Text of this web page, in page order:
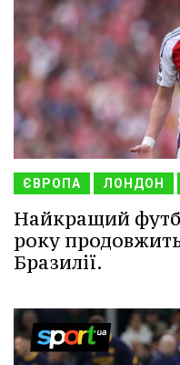
ЄВРОПА ЛОНДОН
Найкращий
року
Бразилії.